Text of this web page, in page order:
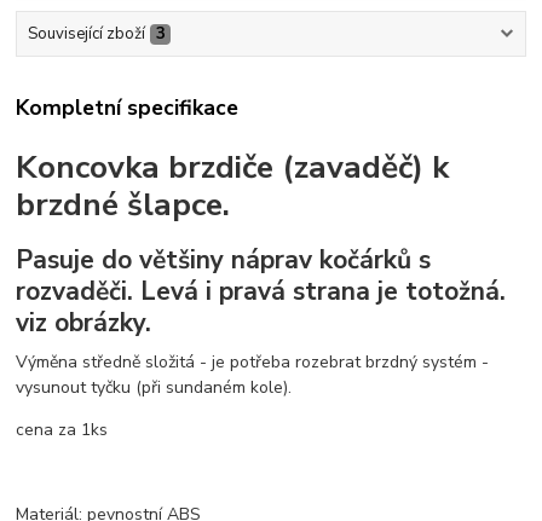
Související zboží 3
Kompletní specifikace
Koncovka brzdiče (zavaděč) k
brzdné šlapce.
Pasuje do většiny náprav kočárků s
rozvaděči. Levá i pravá strana je totožná.
viz obrázky.
Výměna středně složitá - je potřeba rozebrat brzdný systém -
vysunout tyčku (při sundaném kole).
cena za 1ks
Materiál: pevnostní ABS